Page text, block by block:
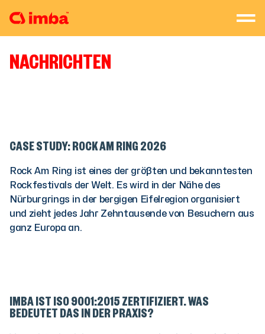
NACHRICHTEN
CASE STUDY: ROCK AM RING 2026
Rock Am Ring ist eines der größten und bekanntesten
Rockfestivals der Welt. Es wird in der Nähe des
Nürburgrings in der bergigen Eifelregion organisiert
und zieht jedes Jahr Zehntausende von Besuchern aus
ganz Europa an.
IMBA IST ISO 9001:2015 ZERTIFIZIERT. WAS
BEDEUTET DAS IN DER PRAXIS?